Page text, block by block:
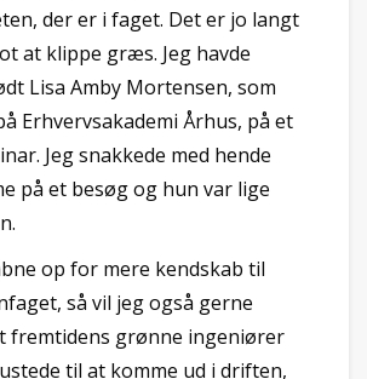
der er i faget. Det er jo langt
at klippe græs. Jeg havde
Lisa Amby Mortensen, som
Erhvervsakademi Århus, på et
Jeg snakkede med hende
på et besøg og hun var lige
op for mere kendskab til
så vil jeg også gerne
fremtidens grønne ingeniører
til at komme ud i driften,